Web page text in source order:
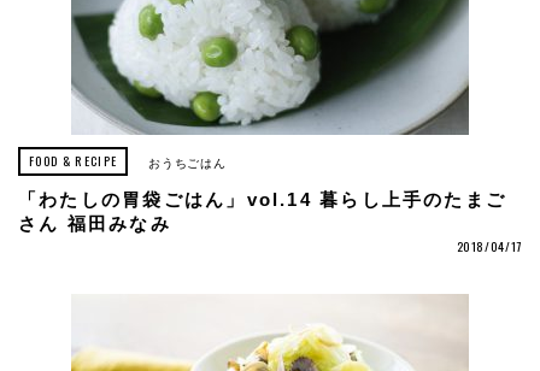
FOOD & RECIPE おうちごはん
「わたしの胃袋ごはん」vol.14 暮らし上手のたまご
さん 福田みなみ
2018/04/17